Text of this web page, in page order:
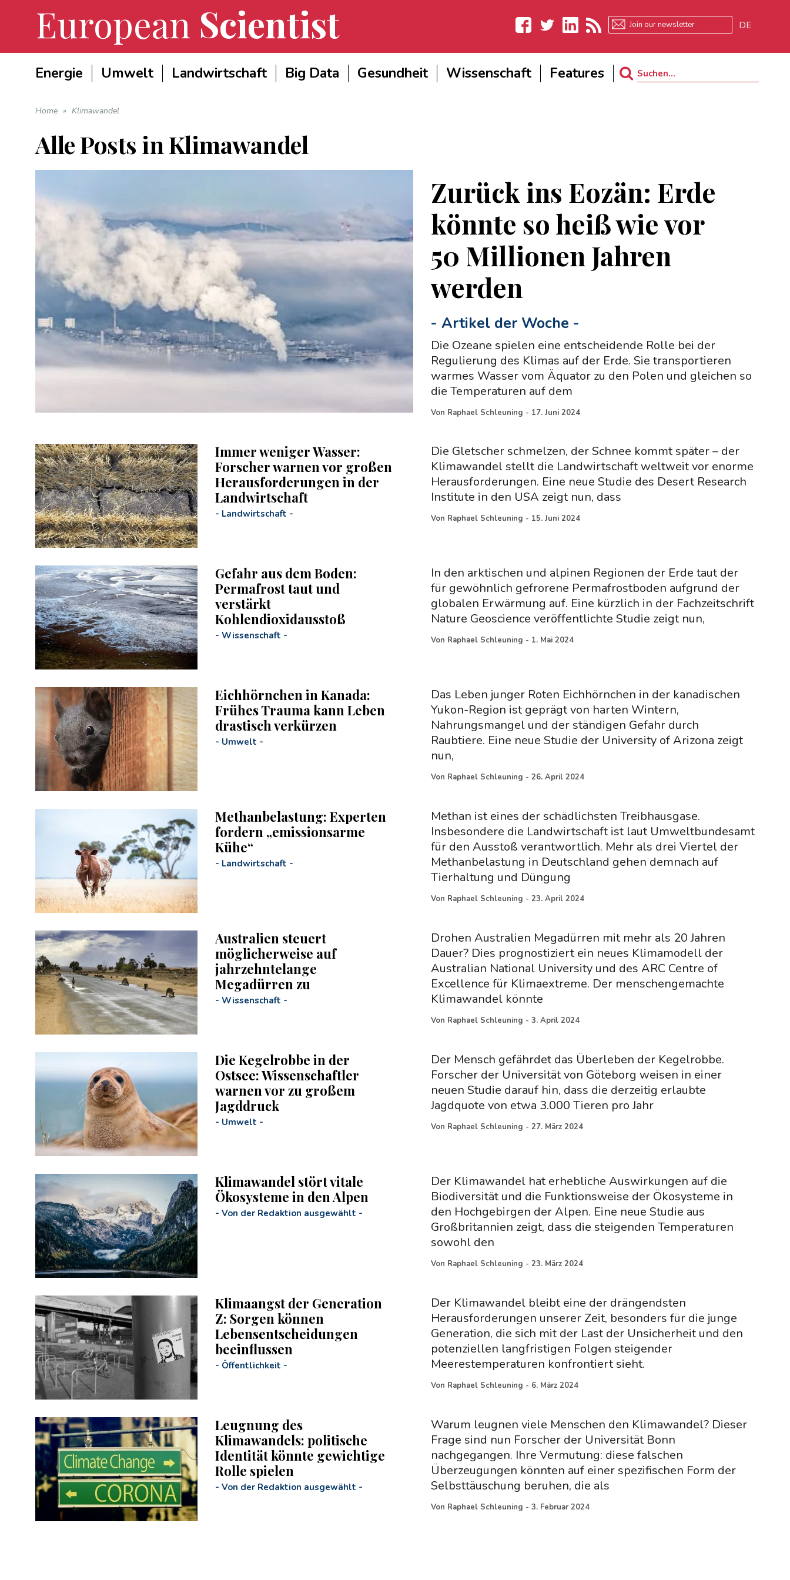
European Scientist
FacebookTwitter
DE
Energie Umwelt Landwirtschaft Big Data Gesundheit Wissenschaft Features
Search
Home » Klimawandel
Alle Posts in Klimawandel
Zurück ins Eozän: Erde
könnte so heiß wie vor
50 Millionen Jahren
werden
-Artikel der Woche -
Die Ozeane spielen eine entscheidende Rolle bei der
Regulierung des Klimas auf der Erde. Sie transportieren
warmes Wasser vom Äquator zu den Polen und gleichen so
die Temperaturen auf dem
Von Raphael Schleuning - 17. Juni 2024
Immer weniger Wasser:
Forscher warnen vor großen
Herausforderungen in der
Landwirtschaft
- Landwirtschaft -
Die Gletscher schmelzen, der Schnee kommt später – der
Klimawandel stellt die Landwirtschaft weltweit vor enorme
Herausforderungen. Eine neue Studie des Desert Research
Institute in den USA zeigt nun, dass
Von Raphael Schleuning - 15. Juni 2024
Gefahr aus dem Boden:
Permafrost taut und
verstärkt
Kohlendioxidausstoß
- Wissenschaft -
In den arktischen und alpinen Regionen der Erde taut der
für gewöhnlich gefrorene Permafrostboden aufgrund der
globalen Erwärmung auf. Eine kürzlich in der Fachzeitschrift
Nature Geoscience veröffentlichte Studie zeigt nun,
Von Raphael Schleuning - 1. Mai 2024
Eichhörnchen in Kanada:
Frühes Trauma kann Leben
drastisch verkürzen
- Umwelt -
Das Leben junger Roten Eichhörnchen in der kanadischen
Yukon-Region ist geprägt von harten Wintern,
Nahrungsmangel und der ständigen Gefahr durch
Raubtiere. Eine neue Studie der University of Arizona zeigt
nun,
Von Raphael Schleuning - 26. April 2024
Methanbelastung: Experten
fordern „emissionsarme
Kühe“
- Landwirtschaft -
Methan ist eines der schädlichsten Treibhausgase.
Insbesondere die Landwirtschaft ist laut Umweltbundesamt
für den Ausstoß verantwortlich. Mehr als drei Viertel der
Methanbelastung in Deutschland gehen demnach auf
Tierhaltung und Düngung
Von Raphael Schleuning - 23. April 2024
Australien steuert
möglicherweise auf
jahrzehntelange
Megadürren zu
- Wissenschaft -
Drohen Australien Megadürren mit mehr als 20 Jahren
Dauer? Dies prognostiziert ein neues Klimamodell der
Australian National University und des ARC Centre of
Excellence für Klimaextreme. Der menschengemachte
Klimawandel könnte
Von Raphael Schleuning - 3. April 2024
Die Kegelrobbe in der
Ostsee: Wissenschaftler
warnen vor zu großem
Jagddruck
- Umwelt -
Der Mensch gefährdet das Überleben der Kegelrobbe.
Forscher der Universität von Göteborg weisen in einer
neuen Studie darauf hin, dass die derzeitig erlaubte
Jagdquote von etwa 3.000 Tieren pro Jahr
Von Raphael Schleuning - 27. März 2024
Klimawandel stört vitale
Ökosysteme in den Alpen
- Von der Redaktion ausgewählt -
Der Klimawandel hat erhebliche Auswirkungen auf die
Biodiversität und die Funktionsweise der Ökosysteme in
den Hochgebirgen der Alpen. Eine neue Studie aus
Großbritannien zeigt, dass die steigenden Temperaturen
sowohl den
Von Raphael Schleuning - 23. März 2024
Klimaangst der Generation
Z: Sorgen können
Lebensentscheidungen
beeinflussen
- Öffentlichkeit -
Der Klimawandel bleibt eine der drängendsten
Herausforderungen unserer Zeit, besonders für die junge
Generation, die sich mit der Last der Unsicherheit und den
potenziellen langfristigen Folgen steigender
Meerestemperaturen konfrontiert sieht.
Von Raphael Schleuning - 6. März 2024
Leugnung des
Klimawandels: politische
Identität könnte gewichtige
Rolle spielen
- Von der Redaktion ausgewählt -
Warum leugnen viele Menschen den Klimawandel? Dieser
Frage sind nun Forscher der Universität Bonn
nachgegangen. Ihre Vermutung: diese falschen
Überzeugungen könnten auf einer spezifischen Form der
Selbsttäuschung beruhen, die als
Von Raphael Schleuning - 3. Februar 2024